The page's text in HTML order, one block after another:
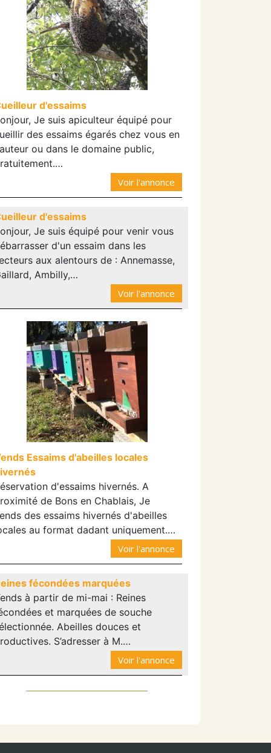
d'essaims
Je suis apiculteur équipé pour
des essaims égarés chez vous en
ou dans le domaine public,
Voir l'annonce
d'essaims
Je suis équipé pour venir vous
d'un essaim dans les
aux alentours de : Annemasse,
Ambilly,…
Voir l'annonce
Essaims d'abeilles locales
d'essaims hivernés. A
de Bons en Chablais, Je
des essaims hivernés d'abeilles
au format dadant uniquement.…
Voir l'annonce
fécondées marquées
à partir de mi-mai : Reines
et marquées de souche
Abeilles douces et
S’adresser à M.…
Voir l'annonce